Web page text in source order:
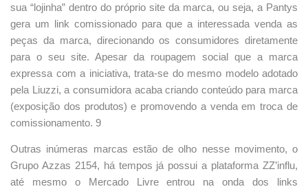
sua “lojinha” dentro do próprio site da marca, ou seja, a Pantys
gera um link comissionado para que a interessada venda as
peças da marca, direcionando os consumidores diretamente
para o seu site. Apesar da roupagem social que a marca
expressa com a iniciativa, trata-se do mesmo modelo adotado
pela Liuzzi, a consumidora acaba criando conteúdo para marca
(exposição dos produtos) e promovendo a venda em troca de
comissionamento. 9
Outras inúmeras marcas estão de olho nesse movimento, o
Grupo Azzas 2154, há tempos já possui a plataforma ZZ’influ,
até mesmo o Mercado Livre entrou na onda dos links